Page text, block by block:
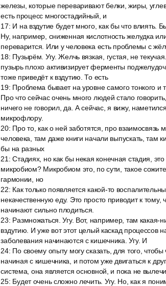
железы, которые переваривают белки, жиры,
есть процесс многостадийный, и
17: И на вздутие будет много, как бы что влиять.
Ну, например, сниженная кислотность желудка
переварится. Или у человека есть проблемы с
18: Пузырём. Угу. Желчь вязкая, густая, не
пузырь плохо активизирует ферменты
тоже приведёт к вздутию. То есть
19: Проблема бывает на уровне самого тонкого и
Про что сейчас очень много людей стало
ничего не говорил, да. А сейчас, я вижу,
микрофлору.
20: Про то, как о ней заботятся, про
человека, там даже книги начали выпускать, там
бы на разных
21 :Стадиях, но как бы некая конечная стадия,
микробиом? Микробиом это, по сути, такое
гармонии, но
22: Как только появляется какой-то
некачественную еду. Это просто приводит к
начинают сильно плодиться.
23: Размножаться. Угу. Вот, например, там какая-
вздутию. И уже вот этот целый каскад процессов
заболевания начинаются с кишечника. Угу. И
24: По своему опыту могу сказать, для того,
начиная с кишечника, и потом уже двигаться к
система, она является основной, и пока не
25: Будет очень сложно лечить. Угу. Но, как я